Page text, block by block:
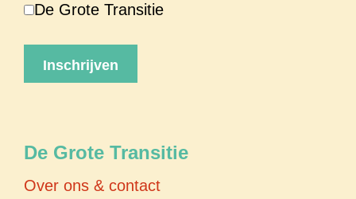
De Grote Transitie
De Grote Transitie
Over ons & contact